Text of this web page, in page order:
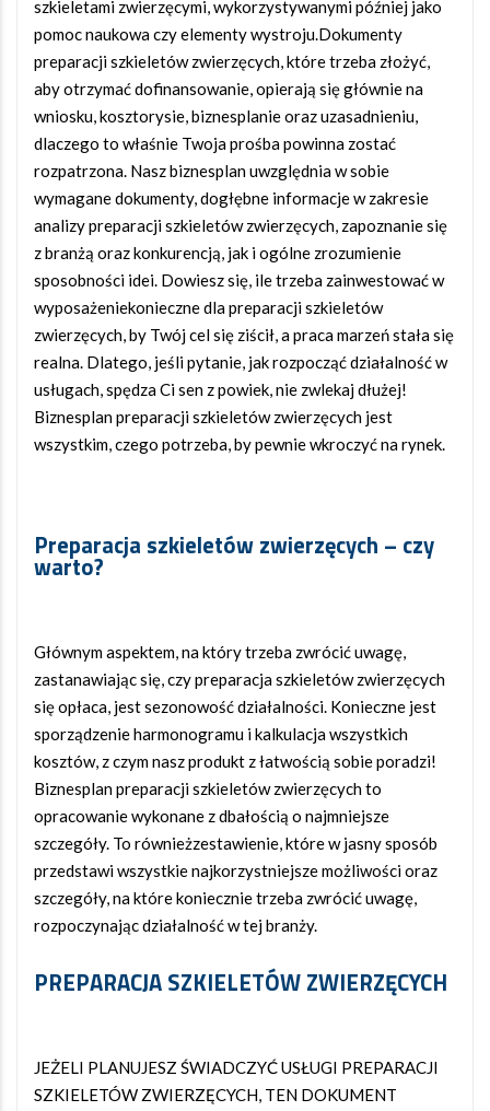
szkieletami zwierzęcymi, wykorzystywanymi później jako
pomoc naukowa czy elementy wystroju.Dokumenty
preparacji szkieletów zwierzęcych, które trzeba złożyć,
aby otrzymać dofinansowanie, opierają się głównie na
wniosku, kosztorysie, biznesplanie oraz uzasadnieniu,
dlaczego to właśnie Twoja prośba powinna zostać
rozpatrzona. Nasz biznesplan uwzględnia w sobie
wymagane dokumenty, dogłębne informacje w zakresie
analizy preparacji szkieletów zwierzęcych, zapoznanie się
z branżą oraz konkurencją, jak i ogólne zrozumienie
sposobności idei. Dowiesz się, ile trzeba zainwestować w
wyposażeniekonieczne dla preparacji szkieletów
zwierzęcych, by Twój cel się ziścił, a praca marzeń stała się
realna. Dlatego, jeśli pytanie, jak rozpocząć działalność w
usługach, spędza Ci sen z powiek, nie zwlekaj dłużej!
Biznesplan preparacji szkieletów zwierzęcych jest
wszystkim, czego potrzeba, by pewnie wkroczyć na rynek.
Preparacja szkieletów zwierzęcych – czy
warto?
Głównym aspektem, na który trzeba zwrócić uwagę,
zastanawiając się, czy preparacja szkieletów zwierzęcych
się opłaca, jest sezonowość działalności. Konieczne jest
sporządzenie harmonogramu i kalkulacja wszystkich
kosztów, z czym nasz produkt z łatwością sobie poradzi!
Biznesplan preparacji szkieletów zwierzęcych to
opracowanie wykonane z dbałością o najmniejsze
szczegóły. To równieżzestawienie, które w jasny sposób
przedstawi wszystkie najkorzystniejsze możliwości oraz
szczegóły, na które koniecznie trzeba zwrócić uwagę,
rozpoczynając działalność w tej branży.
PREPARACJA SZKIELETÓW ZWIERZĘCYCH
JEŻELI PLANUJESZ ŚWIADCZYĆ USŁUGI PREPARACJI
SZKIELETÓW ZWIERZĘCYCH, TEN DOKUMENT